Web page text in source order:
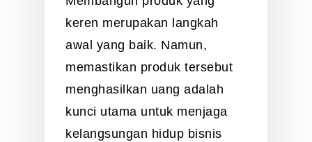
keren merupakan langkah
awal yang baik. Namun,
memastikan produk tersebut
menghasilkan uang adalah
kunci utama untuk menjaga
kelangsungan hidup bisnis